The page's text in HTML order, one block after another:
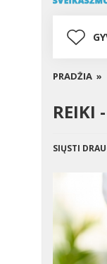
PRADŽIA »
REIKI
SIŲSTI